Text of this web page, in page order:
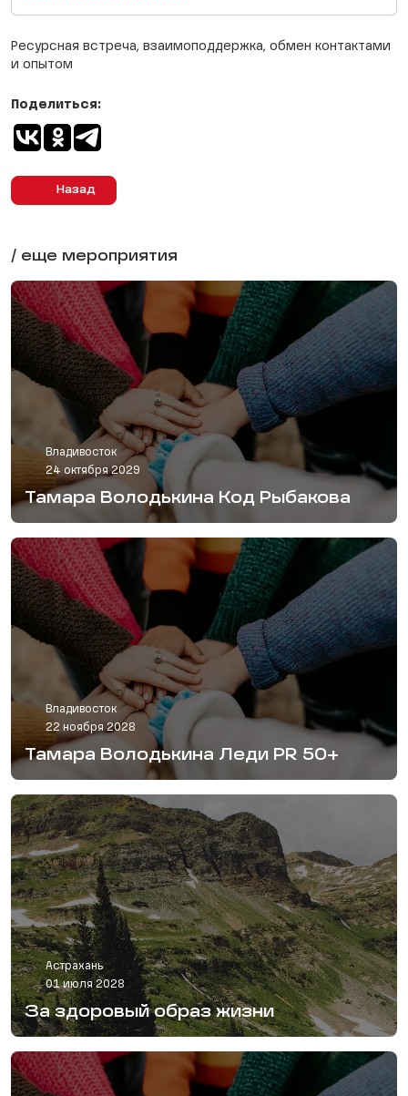
Ресурсная встреча, взаимоподдержка, обмен контактами
и опытом
Назад
Поделиться:
/ еще мероприятия
Владивосток
24 октября 2029
Тамара Володькина Код Рыбакова
Владивосток
22 ноября 2028
Тамара Володькина Леди PR 50+
Астрахань
01 июля 2028
За здоровый образ жизни